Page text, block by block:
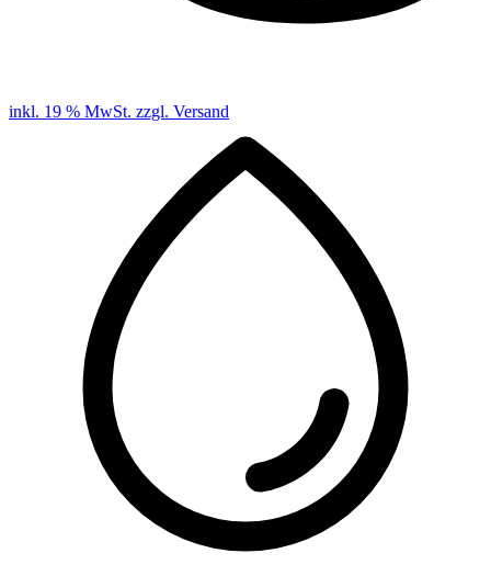
inkl. 19 % MwSt. zzgl. Versand